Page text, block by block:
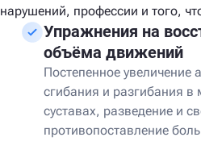
нарушений, профессии и того,
Упражнения на
объёма движений
Постепенное увеличение
сгибания и разгибания
суставах, разведение и
противопоставление